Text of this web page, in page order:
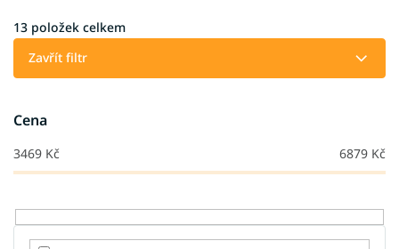
í
u
k
t
13 položek celkem
Zavřít filtr
Cena
3469 Kč 6879 Kč